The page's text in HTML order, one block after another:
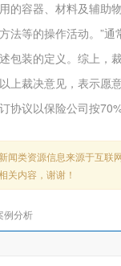
的容器、材料及辅助
法等的操作活动。 ”通
包装的定义。综上，
裁决意见，表示愿意
协议以保险公司按
闻类资源信息来源于互联
关内容，谢谢！
例分析